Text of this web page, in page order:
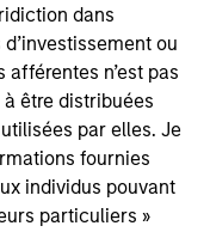
dans
ou
n’est pas
être distribuées
par elles. Je
fournies
individus pouvant
particuliers »